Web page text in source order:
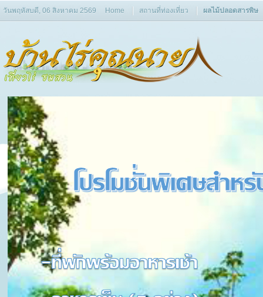
วันพฤหัสบดี, 06 สิงหาคม 2569 Home สถานที่ท่องเที่ยว ผลไม้ปลอดสารพิษ